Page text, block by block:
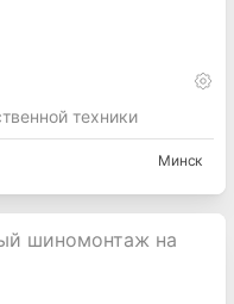
техники
Минск